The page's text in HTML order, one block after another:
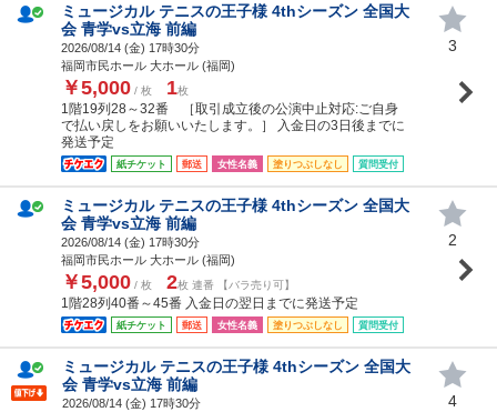
ミュージカル テニスの王子様 4thシーズン 全国大
会 青学vs立海 前編
2026/08/14 (金) 17時30分
福岡市民ホール 大ホール (福岡)
￥5,000 / 枚 1枚
1階19列28～32番 ［取引成立後の公演中止対応:ご自身
で払い戻しをお願いいたします。］ 入金日の3日後までに
発送予定
紙チケット 郵送 女性名義 塗りつぶしなし 質問受付
3
ミュージカル テニスの王子様 4thシーズン 全国大
会 青学vs立海 前編
2026/08/14 (金) 17時30分
福岡市民ホール 大ホール (福岡)
￥5,000 / 枚 2枚 連番 【バラ売り可】
1階28列40番～45番 入金日の翌日までに発送予定
紙チケット 郵送 女性名義 塗りつぶしなし 質問受付
2
ミュージカル テニスの王子様 4thシーズン 全国大
会 青学vs立海 前編
2026/08/14 (金) 17時30分
4